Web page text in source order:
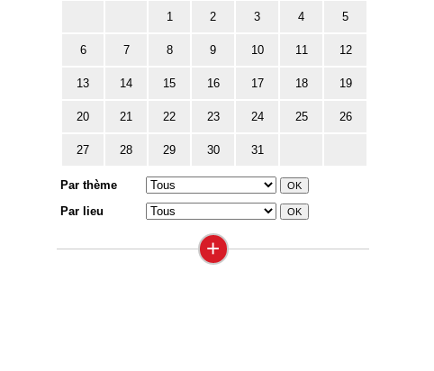
1 2 3 4 5
6 7 8 9 10 11 12
13 14 15 16 17 18 19
20 21 22 23 24 25 26
27 28 29 30 31
Par thème
Par lieu
+